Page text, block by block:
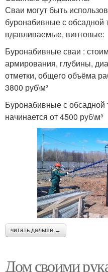
Сваи могут быть
буронабивные с обсадной
вдавливаемые, винтовые:
Буронабивные сваи :
армирования, глубины,
отметки, общего объёма
3800 руб\м³
Буронабивные с обсадной
начинается от 4500 руб\м³
читать дальше →
Дом своими